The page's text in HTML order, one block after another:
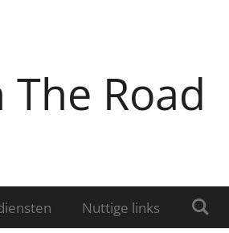
Road
Nuttige links